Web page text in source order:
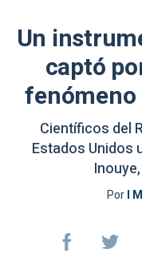
Un
captó
fenómeno
Científicos del
Estados Unidos
PorI M